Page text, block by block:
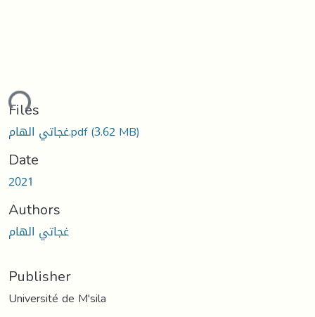
Files
غجاتي الهام.pdf(3.62 MB)
Date
2021
Authors
غجاتي الهام
Publisher
Université de M'sila